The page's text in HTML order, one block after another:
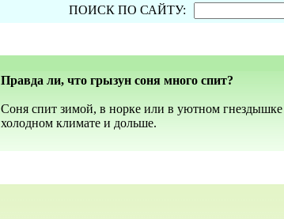
ПОИСК ПО САЙТУ:
Правда ли, что грызун соня много спит?
Соня спит зимой, в норке или в уютном гнездышке
холодном климате и дольше.